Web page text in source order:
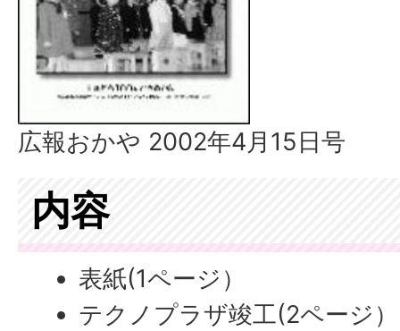
広報おかや 2002年4月15日号
内容
表紙(1ページ）
テクノプラザ竣工(2ページ）